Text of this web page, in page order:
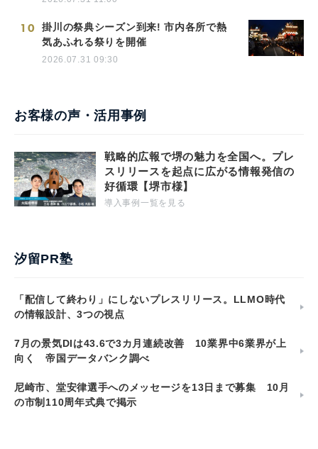
10
掛川の祭典シーズン到来! 市内各所で熱
気あふれる祭りを開催
2026.07.31 09:30
お客様の声・活用事例
戦略的広報で堺の魅力を全国へ。プレ
スリリースを起点に広がる情報発信の
好循環【堺市様】
導入事例一覧を見る
汐留PR塾
「配信して終わり」にしないプレスリリース。LLMO時代
の情報設計、3つの視点
7月の景気DIは43.6で3カ月連続改善 10業界中6業界が上
向く 帝国データバンク調べ
尼崎市、堂安律選手へのメッセージを13日まで募集 10月
の市制110周年式典で掲示